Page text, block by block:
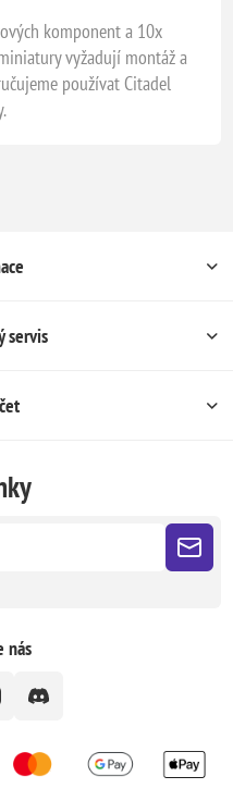
komponent a 10x
vyžadují montáž a
používat Citadel
servis
nás